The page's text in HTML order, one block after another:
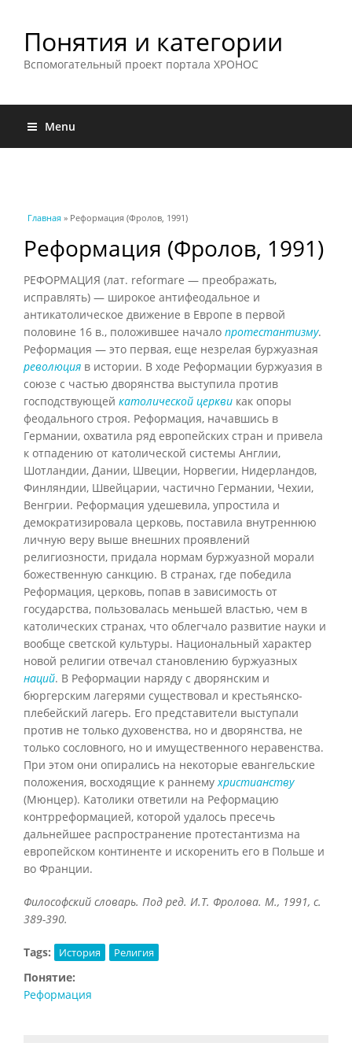
Понятия и категории
Вспомогательный проект портала ХРОНОС
Menu
Вы здесь
Главная » Реформация (Фролов, 1991)
Реформация (Фролов, 1991)
РЕФОРМАЦИЯ (лат. reformare — преображать,
исправлять) — широкое антифеодальное и
антикатолическое движение в Европе в первой
половине 16 в., положившее начало протестантизму.
Реформация — это первая, еще незрелая буржуазная
революция в истории. В ходе Реформации буржуазия в
союзе с частью дворянства выступила против
господствующей католической церкви как опоры
феодального строя. Реформация, начавшись в
Германии, охватила ряд европейских стран и привела
к отпадению от католической системы Англии,
Шотландии, Дании, Швеции, Норвегии, Нидерландов,
Финляндии, Швейцарии, частично Германии, Чехии,
Венгрии. Реформация удешевила, упростила и
демократизировала церковь, поставила внутреннюю
личную веру выше внешних проявлений
религиозности, придала нормам буржуазной морали
божественную санкцию. В странах, где победила
Реформация, церковь, попав в зависимость от
государства, пользовалась меньшей властью, чем в
католических странах, что облегчало развитие науки и
вообще светской культуры. Национальный характер
новой религии отвечал становлению буржуазных
наций. В Реформации наряду с дворянским и
бюргерским лагерями существовал и крестьянско-
плебейский лагерь. Его представители выступали
против не только духовенства, но и дворянства, не
только сословного, но и имущественного неравенства.
При этом они опирались на некоторые евангельские
положения, восходящие к раннему христианству
(Мюнцер). Католики ответили на Реформацию
контрреформацией, которой удалось пресечь
дальнейшее распространение протестантизма на
европейском континенте и искоренить его в Польше и
во Франции.
Философский словарь. Под ред. И.Т. Фролова. М., 1991, с.
389-390.
Tags: История Религия
Понятие:
Реформация